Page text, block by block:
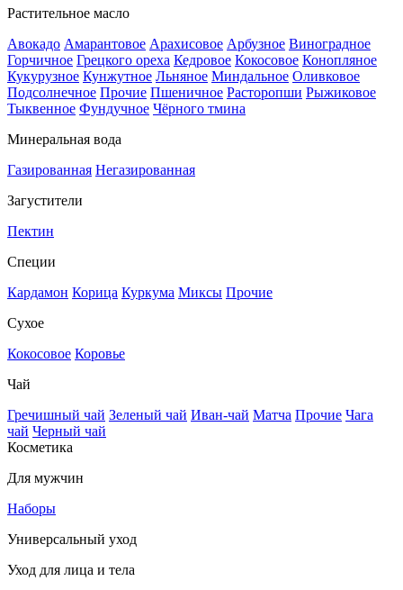
Растительное масло
Авокадо Амарантовое Арахисовое Арбузное Виноградное
Горчичное Грецкого ореха Кедровое Кокосовое Конопляное
Кукурузное Кунжутное Льняное Миндальное Оливковое
Подсолнечное Прочие Пшеничное Расторопши Рыжиковое
Тыквенное Фундучное Чёрного тмина
Минеральная вода
Газированная Негазированная
Загустители
Пектин
Специи
Кардамон Корица Куркума Миксы Прочие
Сухое
Кокосовое Коровье
Чай
Гречишный чай Зеленый чай Иван-чай Матча Прочие Чага
чай Черный чай
Косметика
Для мужчин
Наборы
Универсальный уход
Уход для лица и тела